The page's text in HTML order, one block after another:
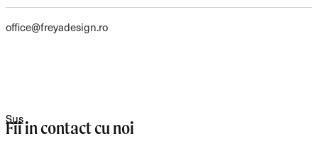
office@freyadesign.ro
Sus
Fii in contact cu noi